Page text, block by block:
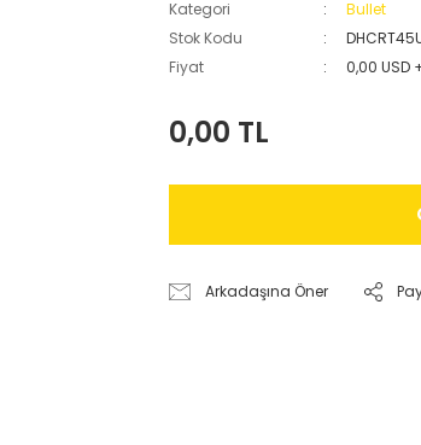
Kategori
Bullet
Stok Kodu
Fiyat
0,00 USD
0,00 TL
Arkadaşına Öner